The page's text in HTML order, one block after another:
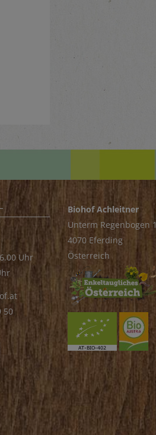
Uhr
50
Biohof Achleitner
Unterm Regenbogen 1
4070 Eferding
Österreich